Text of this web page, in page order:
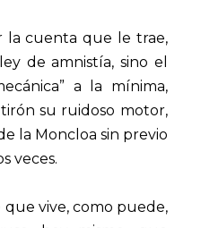
la cuenta que le trae,
de amnistía, sino el
a la mínima,
su ruidoso motor,
la Moncloa sin previo
veces.
vive, como puede,